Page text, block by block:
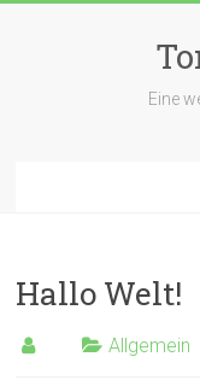
Eine
Hallo Welt!
Allgemein